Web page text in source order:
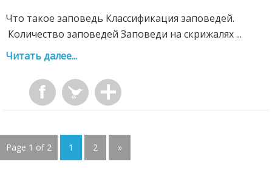
Что такое заповедь Классификация заповедей.
Количество заповедей Заповеди на скрижалях ...
Читать далее...
Page 1 of 2 1 2 »